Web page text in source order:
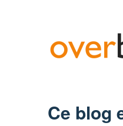
Ce blog